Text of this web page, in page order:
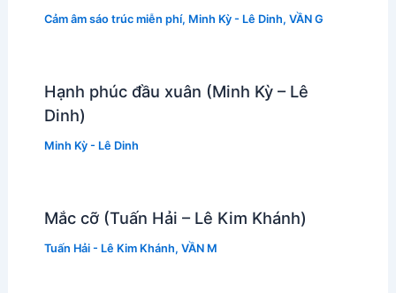
Cảm âm sáo trúc miễn phí, Minh Kỳ - Lê Dinh, VẦN G
Hạnh phúc đầu xuân (Minh Kỳ – Lê
Dinh)
Minh Kỳ - Lê Dinh
Mắc cỡ (Tuấn Hải – Lê Kim Khánh)
Tuấn Hải - Lê Kim Khánh, VẦN M